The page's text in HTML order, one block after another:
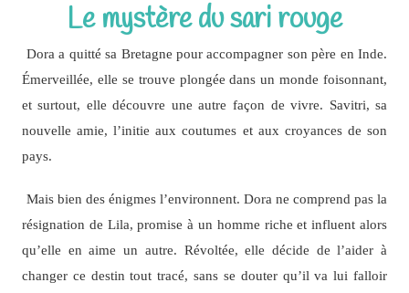
Le mystère du sari rouge
Dora a quitté sa Bretagne pour accompagner son père en Inde.
Émerveillée, elle se trouve plongée dans un monde foisonnant,
et surtout, elle découvre une autre façon de vivre. Savitri, sa
nouvelle amie, l’initie aux coutumes et aux croyances de son
pays.
Mais bien des énigmes l’environnent. Dora ne comprend pas la
résignation de Lila, promise à un homme riche et influent alors
qu’elle en aime un autre. Révoltée, elle décide de l’aider à
changer ce destin tout tracé, sans se douter qu’il va lui falloir